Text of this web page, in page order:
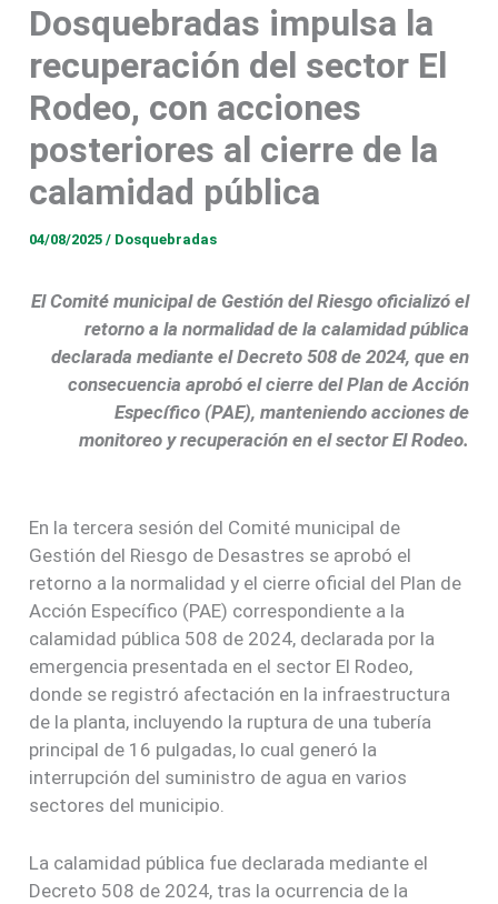
Dosquebradas impulsa la
recuperación del sector El
Rodeo, con acciones
posteriores al cierre de la
calamidad pública
04/08/2025/ Dosquebradas
El Comité municipal de Gestión del Riesgo oficializó el
retorno a la normalidad de la calamidad pública
declarada mediante el Decreto 508 de 2024, que en
consecuencia aprobó el cierre del Plan de Acción
Específico (PAE), manteniendo acciones de
monitoreo y recuperación en el sector El Rodeo.
En la tercera sesión del Comité municipal de
Gestión del Riesgo de Desastres se aprobó el
retorno a la normalidad y el cierre oficial del Plan de
Acción Específico (PAE) correspondiente a la
calamidad pública 508 de 2024, declarada por la
emergencia presentada en el sector El Rodeo,
donde se registró afectación en la infraestructura
de la planta, incluyendo la ruptura de una tubería
principal de 16 pulgadas, lo cual generó la
interrupción del suministro de agua en varios
sectores del municipio.
La calamidad pública fue declarada mediante el
Decreto 508 de 2024, tras la ocurrencia de la